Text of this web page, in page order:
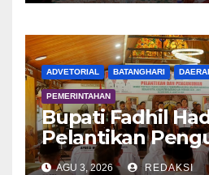
ADVETORIAL BATANGHARI
PEMERINTAHAN
Bupati Fadhil
Pelantikan
APDESI MP
AGU 3, 2026 REDAKSI